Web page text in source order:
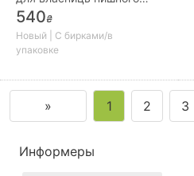
бюста
540₴
Новый | С бирками/в
упаковке
» 1 2 3
Информеры